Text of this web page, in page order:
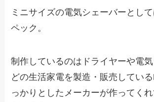
ミニサイズの電気シェーバーとし
ペック。
制作しているのはドライヤーや電
どの生活家電を製造・販売してい
っかりとしたメーカーが作ってく